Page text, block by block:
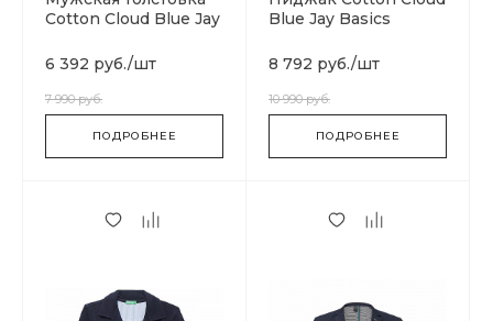
Cotton Cloud Blue Jay
6 392 руб./шт
7 990 руб.
ПОДРОБНЕЕ
Blue Jay Basics
8 792 руб./шт
10 990 руб.
ПОДРОБНЕЕ